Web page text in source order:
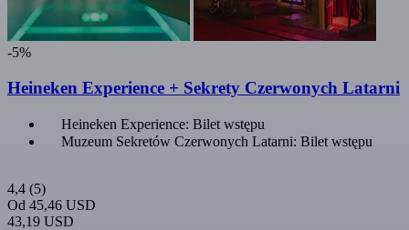
-5%
Heineken Experience + Sekrety Czerwonych Latarni
Heineken Experience: Bilet wstępu
Muzeum Sekretów Czerwonych Latarni: Bilet wstępu
4,4 (5)
Od 45,46 USD
43,19 USD